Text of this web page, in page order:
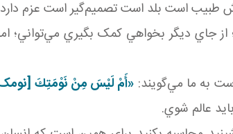
است بلد است تصميم‌گير است عزم
از جاي ديگر بخواهي کمک بگيري مي‌تواني؛
به ما مي‌گويند: «أَمْ لَيْسَ مِنْ نَوْمَتِكَ‏
عالم شوي.